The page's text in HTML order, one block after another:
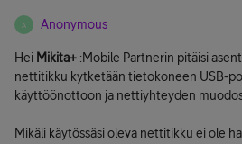
A Anonymous
Hei Mikita+ :Mobile Partnerin pitäisi
nettitikku kytketään tietokoneen USB-
käyttöönottoon ja nettiyhteyden
Mikäli käytössäsi oleva nettitikku ei ole